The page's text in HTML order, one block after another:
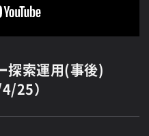
探索運用(事後)
25）